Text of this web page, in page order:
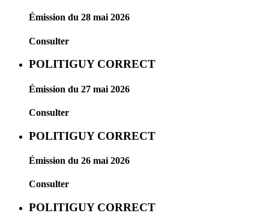
Émission du 28 mai 2026
Consulter
POLITIGUY CORRECT
Émission du 27 mai 2026
Consulter
POLITIGUY CORRECT
Émission du 26 mai 2026
Consulter
POLITIGUY CORRECT